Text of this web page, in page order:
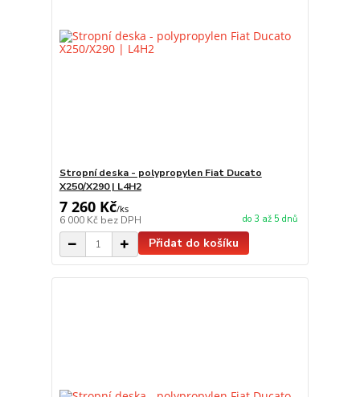
Stropní deska - polypropylen Fiat Ducato
X250/X290 | L4H2
7 260 Kč/ks
6 000 Kč bez DPH do 3 až 5 dnů
Přidat do košíku